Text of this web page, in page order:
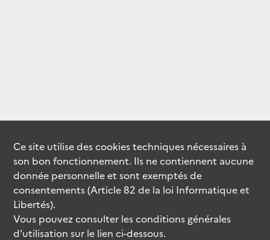
Ce site utilise descookiestechniques nécessaires à
son bon fonctionnement. Ils ne contiennent aucune
donnée personnelle et sont exemptés de
consentements (Article 82 de la loi Informatique et
Libertés).
Vous pouvez consulter les conditions générales
d’utilisation sur le lien ci-dessous.